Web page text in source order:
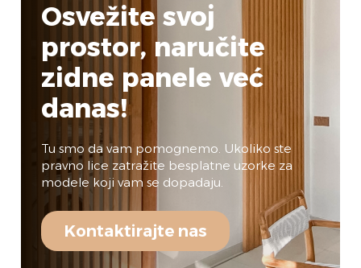
Osvežite svoj
prostor, naručite
zidne panele već
danas!
Tu smo da vam pomognemo. Ukoliko ste
pravno lice zatražite besplatne uzorke za
modele koji vam se dopadaju.
Kontaktirajte nas